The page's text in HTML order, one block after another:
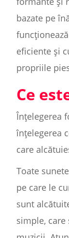
bazate pe
eficiente și
propriile
Ce
Înțelegerea
înțelegerea
care
Toate
pe care le
sunt
simple, care